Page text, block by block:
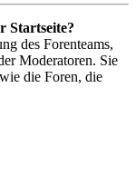
Startseite?
des Forenteams,
Moderatoren. Sie
die Foren, die